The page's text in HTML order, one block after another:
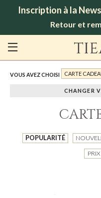
Inscription à la
Retour et
VOUS AVEZ CHOISI CARTE
CHANGER
POPULARITÉ